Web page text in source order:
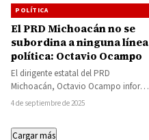
POLÍTICA
El PRD Michoacán no se
subordina a ninguna línea
política: Octavio Ocampo
El dirigente estatal del PRD
Michoacán, Octavio Ocampo informó
que aún no es tiempo de abordar
4 de septiembre de 2025
Cargar más